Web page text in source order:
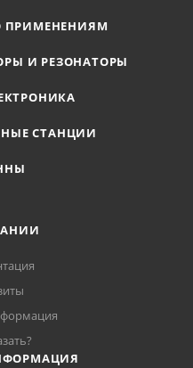
ПРИМЕНЕНИЯМ
И РЕЗОНАТОРЫ
СТАНЦИИ